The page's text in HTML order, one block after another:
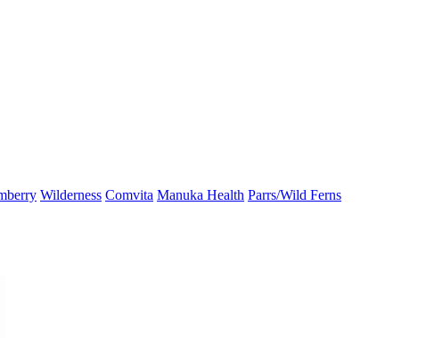
Wilderness Comvita Manuka Health Parrs/Wild Ferns